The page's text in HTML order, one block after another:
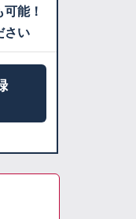
能！
さい